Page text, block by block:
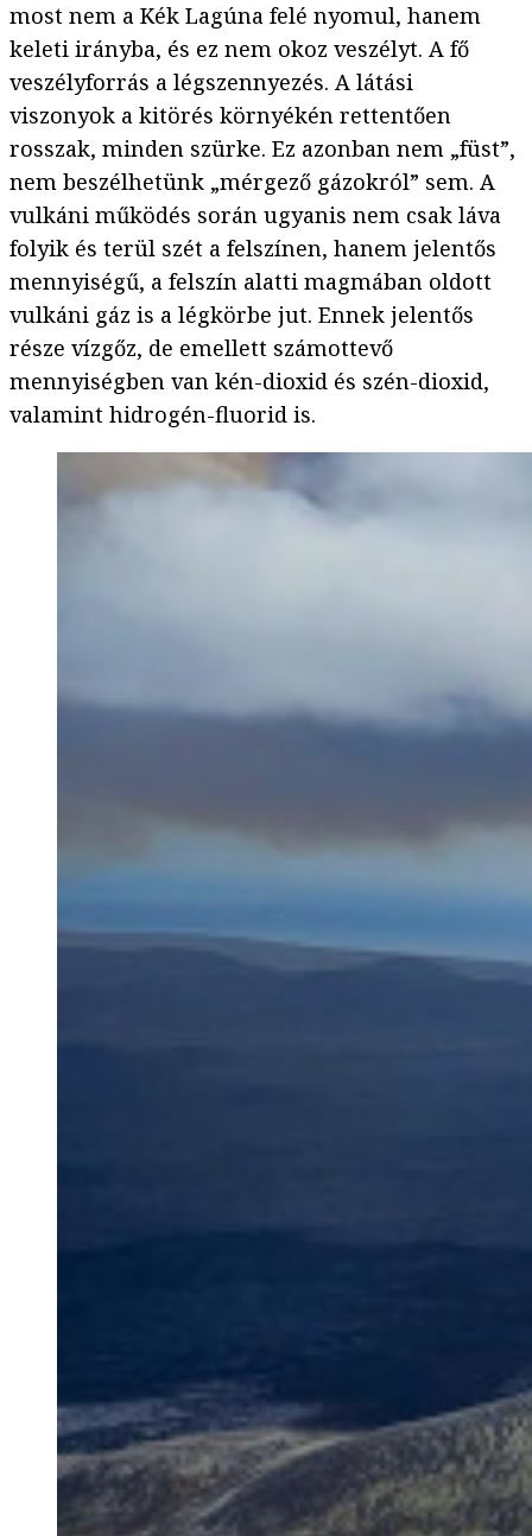
most nem a Kék Lagúna felé nyomul, hanem
keleti irányba, és ez nem okoz veszélyt. A fő
veszélyforrás a légszennyezés. A látási
viszonyok a kitörés környékén rettentően
rosszak, minden szürke. Ez azonban nem „füst”,
nem beszélhetünk „mérgező gázokról” sem. A
vulkáni működés során ugyanis nem csak láva
folyik és terül szét a felszínen, hanem jelentős
mennyiségű, a felszín alatti magmában oldott
vulkáni gáz is a légkörbe jut. Ennek jelentős
része vízgőz, de emellett számottevő
mennyiségben van kén-dioxid és szén-dioxid,
valamint hidrogén-fluorid is.